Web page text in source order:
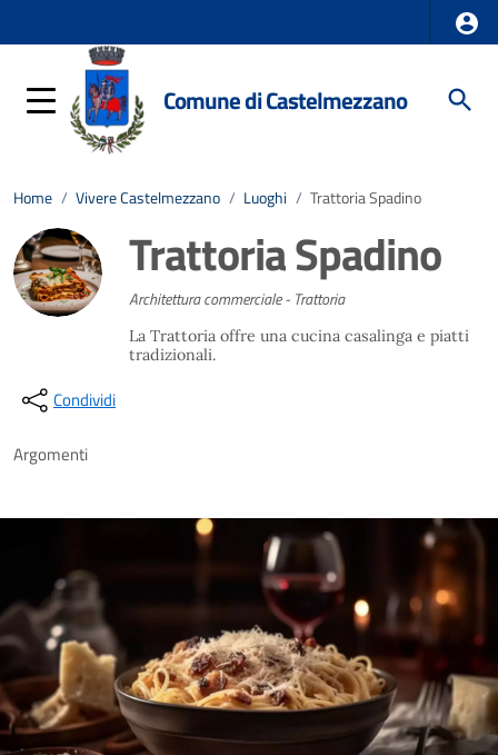
Comune di Castelmezzano
Home / Vivere Castelmezzano / Luoghi / Trattoria Spadino
Trattoria Spadino
Architettura commerciale - Trattoria
La Trattoria offre una cucina casalinga e piatti
tradizionali.
Condividi
Argomenti